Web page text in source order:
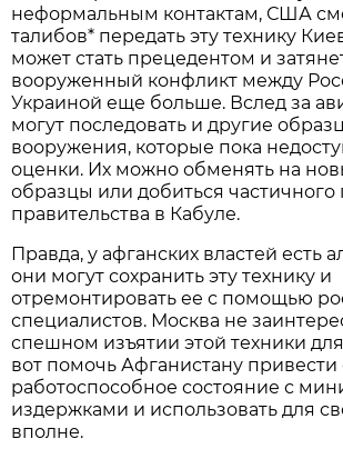
неформальным контактам, США
талибов* передать эту технику
может стать прецедентом и
вооруженный конфликт между
Украиной еще больше. Вслед за
могут последовать и другие
вооружения, которые пока
оценки. Их можно обменять на
образцы или добиться частичного
правительства в Кабуле.
Правда, у афганских властей есть
они могут сохранить эту технику и
отремонтировать ее с помощью
специалистов. Москва не
спешном изъятии этой техники
вот помочь Афганистану привести
работоспособное состояние с
издержками и использовать для
вполне.